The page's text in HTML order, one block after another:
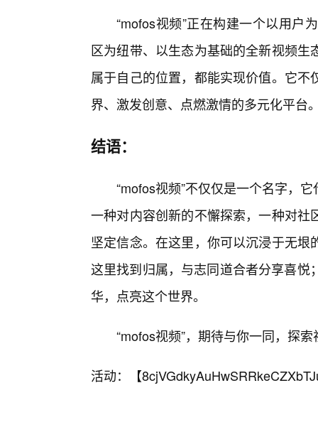
“mofos视频”正在构建一个以用户
区为纽带、以生态为基础的全新视频
属于自己的位置，都能实现价值。它
界、激发创意、点燃激情的多元化平台
结语：
“mofos视频”不仅仅是一个名字，
一种对内容创新的不懈探索，一种对
坚定信念。在这里，你可以沉浸于无
这里找到归属，与志同道合者分享喜
华，点亮这个世界。
“mofos视频”，期待与你一同，探
活动：【